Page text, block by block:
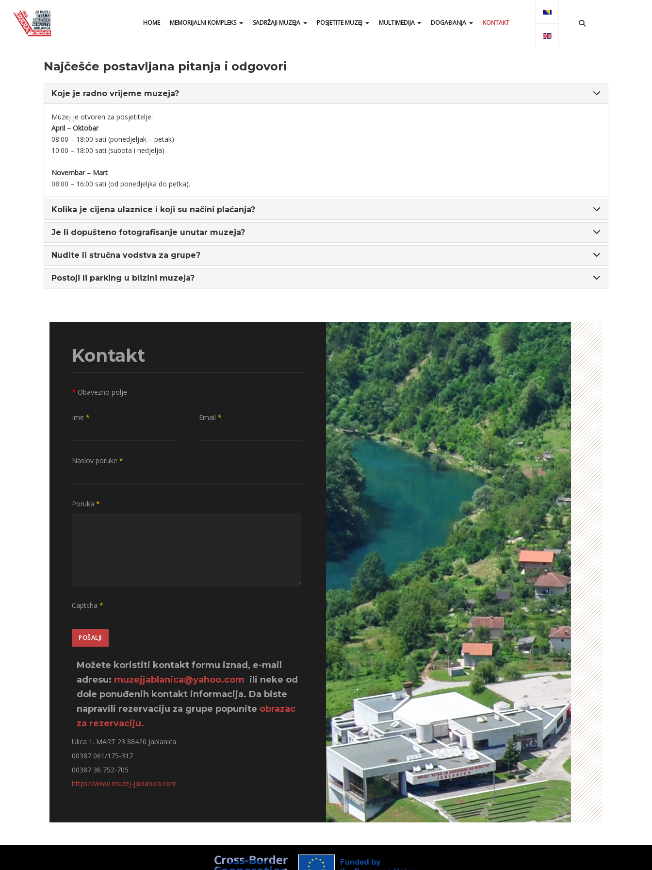
HOME MEMORIJALNI KOMPLEKS SADRŽAJI MUZEJA POSJETITE MUZEJ MULTIMEDIJA DOGAĐANJA KONTAKT
Najčešće postavljana pitanja i odgovori
Koje je radno vrijeme muzeja?
Muzej je otvoren za posjetitelje:
April – Oktobar
08:00 – 18:00 sati (ponedjeljak – petak)
10:00 – 18:00 sati (subota i nedjelja)
Novembar – Mart
08:00 – 16:00 sati (od ponedjeljka do petka).
Kolika je cijena ulaznice i koji su načini plaćanja?
Je li dopušteno fotografisanje unutar muzeja?
Nudite li stručna vodstva za grupe?
Postoji li parking u blizini muzeja?
Kontakt
* Obavezno polje
Ime * Email *
Naslov poruke *
Poruka *
Captcha *
POŠALJI
Možete koristiti kontakt formu iznad, e-mail
adresu: muzejjablanica@yahoo.com ili neke od
dole ponuđenih kontakt informacija. Da biste
napravili rezervaciju za grupe popunite obrazac
za rezervaciju.
Address:
Ulica 1. MART 23 88420 Jablanica
Mobile:
00387 061/175-317
Phone:
00387 36 752-705
Webpage:
https://www.muzej-jablanica.com